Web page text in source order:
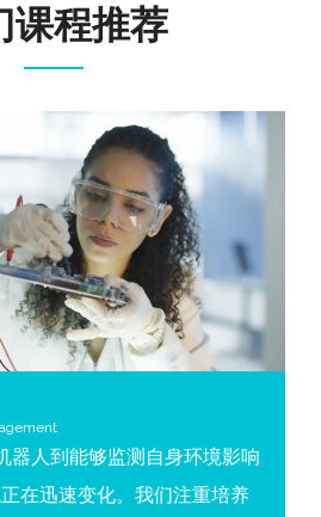
课程推荐
器人到能够监测自身环境影响
在迅速变化。我们注重培养